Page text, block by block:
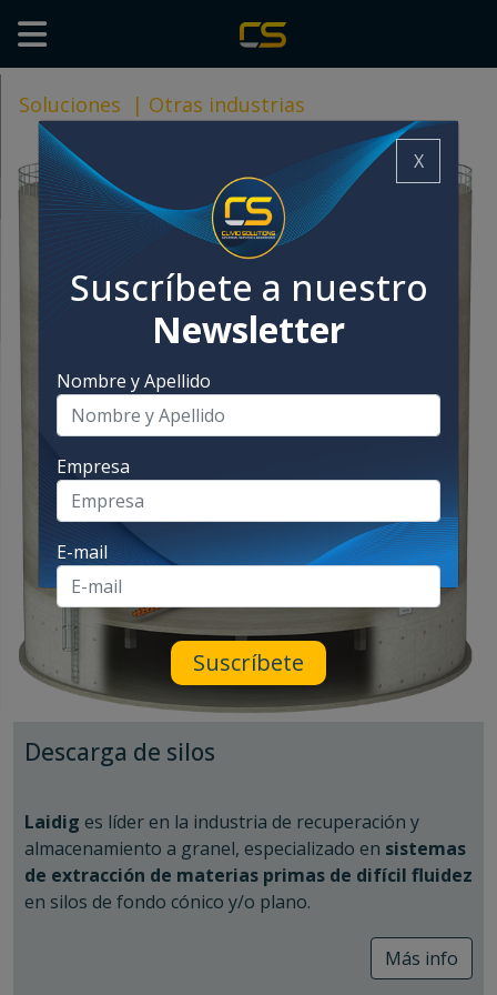
Soluciones | Otras industrias
Descarga de silos
Laidig es líder en la industria de recuperación y
almacenamiento a granel, especializado en sistemas
de extracción de materias primas de difícil fluidez
en silos de fondo cónico y/o plano.
Cuando los materiales almacenados en silos no
descargan correctamente, entonces se generan dos
Más info
X
Suscríbete a nuestro
Newsletter
Nombre y Apellido
Empresa
E-mail
Suscríbete